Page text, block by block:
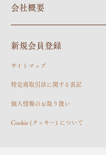
会社概要
新規会員登録
サイトマップ
特定商取引法に関する表記
個人情報のお取り扱い
Cookie (クッキー) について